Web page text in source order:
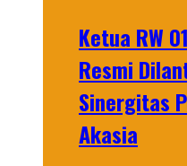
Ketua RW
Resmi
Sinergitas
Akasia